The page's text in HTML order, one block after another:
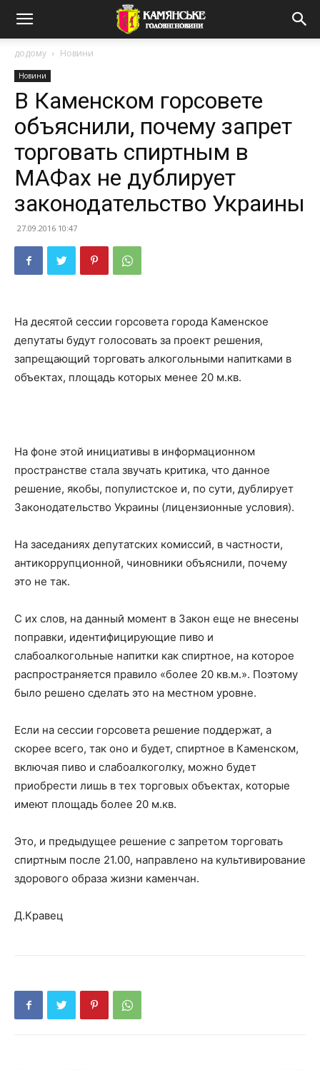
додому Новини
Новини
В Каменском горсовете
объяснили, почему запрет
торговать спиртным в
МАФах не дублирует
законодательство Украины
27.09.2016 10:47
На десятой сессии горсовета города Каменское
депутаты будут голосовать за проект решения,
запрещающий торговать алкогольными напитками в
объектах, площадь которых менее 20 м.кв.
На фоне этой инициативы в информационном
пространстве стала звучать критика, что данное
решение, якобы, популистское и, по сути, дублирует
Законодательство Украины (лицензионные условия).
На заседаниях депутатских комиссий, в частности,
антикоррупционной, чиновники объяснили, почему
это не так.
С их слов, на данный момент в Закон еще не внесены
поправки, идентифицирующие пиво и
слабоалкогольные напитки как спиртное, на которое
распространяется правило «более 20 кв.м.». Поэтому
было решено сделать это на местном уровне.
Если на сессии горсовета решение поддержат, а
скорее всего, так оно и будет, спиртное в Каменском,
включая пиво и слабоалкоголку, можно будет
приобрести лишь в тех торговых объектах, которые
имеют площадь более 20 м.кв.
Это, и предыдущее решение с запретом торговать
спиртным после 21.00, направлено на культивирование
здорового образа жизни каменчан.
Д.Кравец